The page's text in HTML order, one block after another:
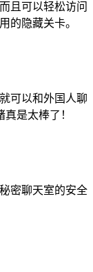
且可以轻松访问
的隐藏关卡。
可以和外国人聊
是太棒了！
密聊天室的安全